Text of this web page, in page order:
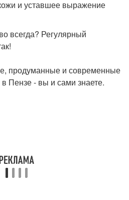
и уставшее выражение
всегда? Регулярный
продуманные и современные
Пензе - вы и сами знаете.